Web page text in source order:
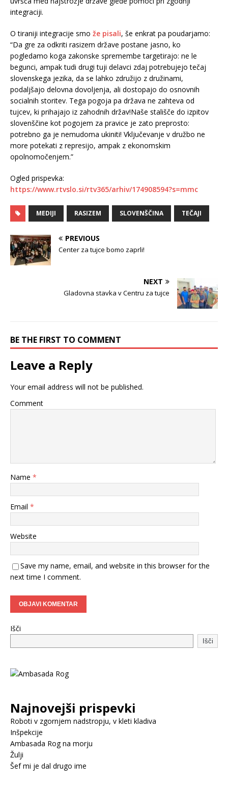
integraciji.
O tiraniji integracije smo že pisali, še enkrat pa poudarjamo:
“Da gre za odkriti rasizem države postane jasno, ko
pogledamo koga zakonske spremembe targetirajo: ne le
begunci, ampak tudi drugi tuji delavci zdaj potrebujejo tečaj
slovenskega jezika, da se lahko združijo z družinami,
podaljšajo delovna dovoljenja, ali dostopajo do osnovnih
socialnih storitev. Tega pogoja pa država ne zahteva od
tujcev, ki prihajajo iz zahodnih držav!Naše stališče do izpitov
slovenščine kot pogojem za pravice je zato preprosto:
potrebno ga je nemudoma ukiniti! Vključevanje v družbo ne
more potekati z represijo, ampak z ekonomskim
opolnomočenjem.”
Ogled prispevka:
https://www.rtvslo.si/rtv365/arhiv/174908594?s=mmc
MEDIJI RASIZEM SLOVENŠČINA TEČAJI
PREVIOUS
Center za tujce bomo zaprli!
NEXT
Gladovna stavka v Centru za tujce
BE THE FIRST TO COMMENT
Leave a Reply
Your email address will not be published.
Comment
Name *
Email *
Website
Save my name, email, and website in this browser for the
next time I comment.
Išči
Išči
Najnovejši prispevki
Roboti v zgornjem nadstropju, v kleti kladiva
Inšpekcije
Ambasada Rog na morju
Žulji
Šef mi je dal drugo ime